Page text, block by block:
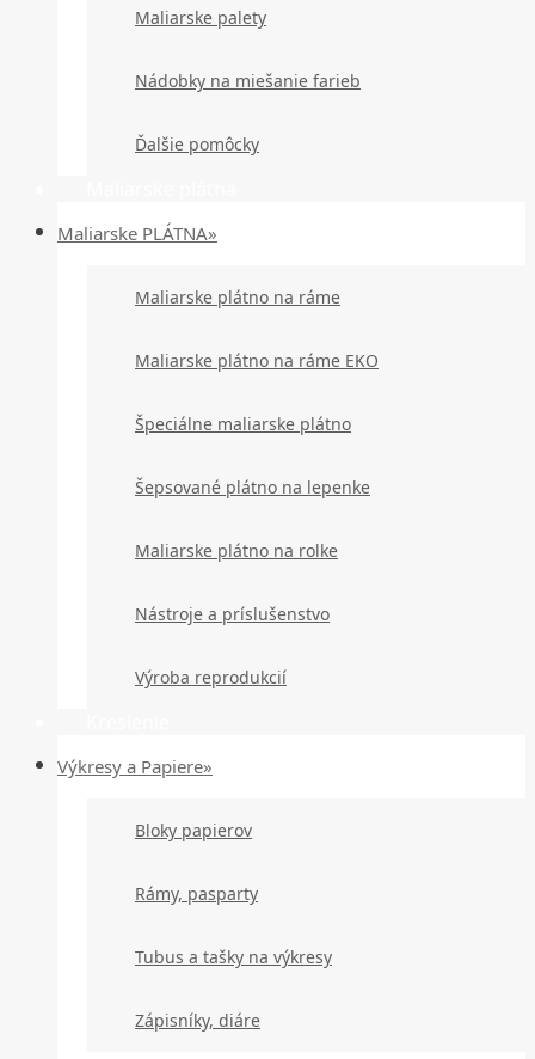
Maliarske palety
Nádobky na miešanie farieb
Ďalšie pomôcky
Maliarske PLÁTNA»
Maliarske plátno na ráme
Maliarske plátno na ráme EKO
Špeciálne maliarske plátno
Šepsované plátno na lepenke
Maliarske plátno na rolke
Nástroje a príslušenstvo
Výroba reprodukcií
Výkresy a Papiere»
Bloky papierov
Rámy, pasparty
Tubus a tašky na výkresy
Zápisníky, diáre